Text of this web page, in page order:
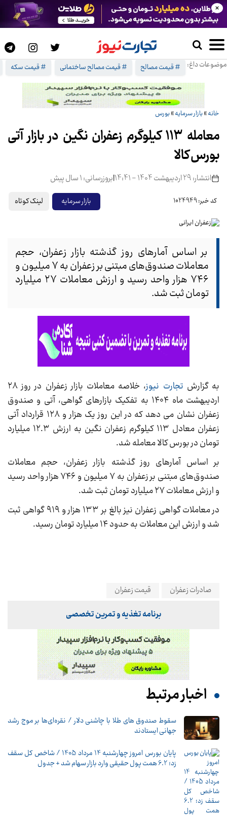
موضوعات داغ: # قیمت مصالح # قیمت مصالح ساختمانی # قیمت سکه
×
خانه»بازار سرمایه»بورس
معامله ۱۱۳ کیلوگرم زعفران نگین در بازار آتی
بورس کالا
انتشار: 29 اردیبهشت 1404 - 14:41 |بروزرسانی: 1 سال پیش
کد خبر: 1024949 بازار سرمایه لینک کوتاه
بر اساس آمارهای روز گذشته بازار زعفران، حجم
معاملات صندوق‌های مبتنی بر زعفران به ۷ میلیون و
۷۴۶ هزار واحد رسید و ارزش معاملات ۲۷ میلیارد
تومان ثبت شد.
به گزارش تجارت نیوز
، خلاصه معاملات بازار زعفران در روز ۲۸
اردیبهشت ماه ۱۴۰۴ به تفکیک بازارهای گواهی، آتی و صندوق
زعفران نشان می دهد که در این روز یک هزار و ۱۲۸ قرارداد آتی
زعفران معادل ۱۱۳ کیلوگرم زعفران نگین به ارزش ۱۲.۳ میلیارد
تومان در بورس کالا معامله شد.
بر اساس آمارهای روز گذشته بازار زعفران، حجم معاملات
صندوق‌های مبتنی بر زعفران به ۷ میلیون و ۷۴۶ هزار واحد رسید
و ارزش معاملات ۲۷ میلیارد تومان ثبت شد.
در معاملات گواهی زعفران نیز بالغ بر ۱۳۳ هزار و ۹۱۹ گواهی ثبت
شد و ارزش این معاملات به حدود ۱۴ میلیارد تومان رسید.
صادرات زعفران قیمت زعفران
برنامه تغذیه و تمرین تخصصی
اخبار مرتبط
سقوط صندوق های طلا با چاشنی دلار / نقره‌ای‌ها بر موج رشد
جهانی ایستادند
پایان بورس امروز چهارشنبه 14 مرداد 1405 / شاخص کل سقف
زد؛ 6.2 همت پول حقیقی وارد بازار سهام شد + جدول